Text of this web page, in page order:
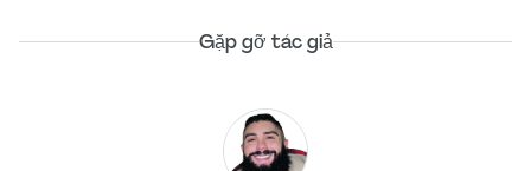
Gặp gỡ tác giả